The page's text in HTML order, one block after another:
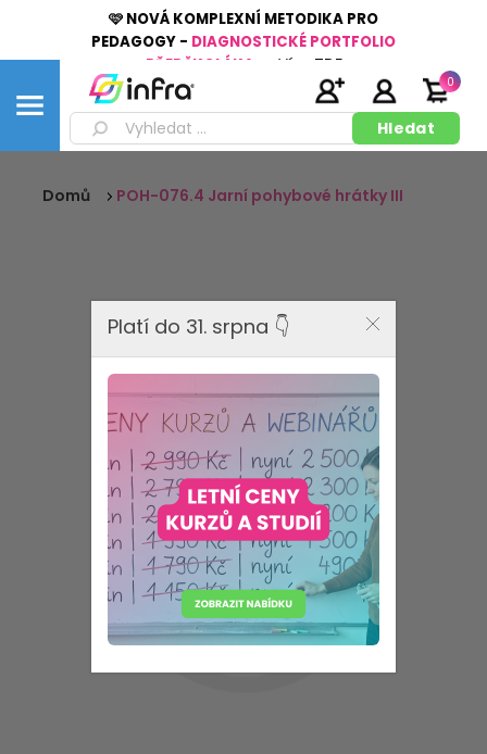
🩷 NOVÁ KOMPLEXNÍ METODIKA PRO
PEDAGOGY - DIAGNOSTICKÉ PORTFOLIO
PŘEDŠKOLÁKA
Více ZDE
0
Domů POH-076.4 Jarní pohybové hrátky III
Platí do 31. srpna 👇